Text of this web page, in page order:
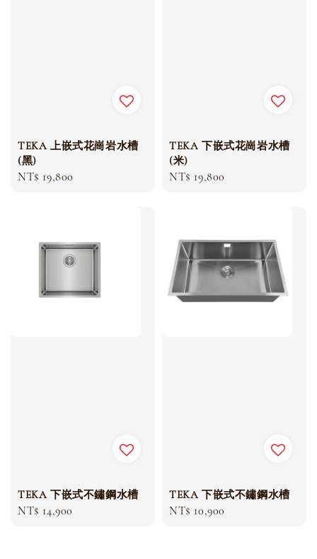
TEKA 上嵌式花崗岩水槽
(黑)
Regular
NT$ 19,800
TEKA 下嵌式花崗岩水槽
(米)
Regular
NT$ 19,800
TEKA 下嵌式不鏽鋼水槽
Regular
NT$ 14,900
TEKA 下嵌式不鏽鋼水槽
Regular
NT$ 10,900